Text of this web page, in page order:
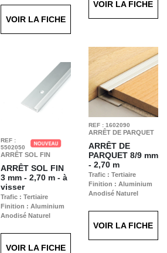
VOIR LA FICHE
VOIR LA FICHE
REF : 1602090
ARRÊT DE PARQUET
ARRÊT DE
PARQUET 8/9 mm
- 2,70 m
Trafic : Tertiaire
Finition : Aluminium
Anodisé Naturel
VOIR LA FICHE
REF :
5502050
ARRÊT SOL FIN
ARRÊT SOL FIN
3 mm - 2,70 m - à
visser
Trafic : Tertiaire
Finition : Aluminium
Anodisé Naturel
VOIR LA FICHE